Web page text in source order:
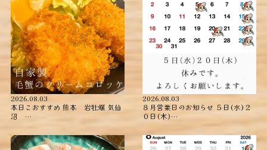
2026.08.03
本日こおすすめ ︎熊本 岩牡蠣 ︎気仙
沼 …
2026.08.03
８月営業日のお知らせ ５日(水)２
０日(木)…